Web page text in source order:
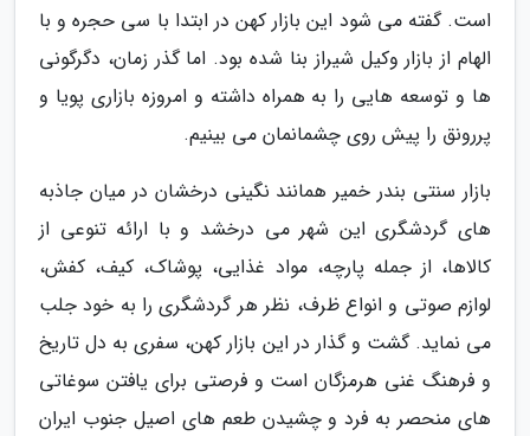
است. گفته می شود این بازار کهن در ابتدا با سی حجره و با
الهام از بازار وکیل شیراز بنا شده بود. اما گذر زمان، دگرگونی
ها و توسعه هایی را به همراه داشته و امروزه بازاری پویا و
پررونق را پیش روی چشمانمان می بینیم.
بازار سنتی بندر خمیر همانند نگینی درخشان در میان جاذبه
های گردشگری این شهر می درخشد و با ارائه تنوعی از
کالاها، از جمله پارچه، مواد غذایی، پوشاک، کیف، کفش،
لوازم صوتی و انواع ظرف، نظر هر گردشگری را به خود جلب
می نماید. گشت و گذار در این بازار کهن، سفری به دل تاریخ
و فرهنگ غنی هرمزگان است و فرصتی برای یافتن سوغاتی
های منحصر به فرد و چشیدن طعم های اصیل جنوب ایران